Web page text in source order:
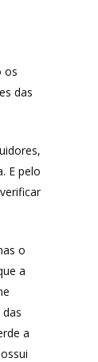
os
das
E pelo
o
a
a
do Lar
uma